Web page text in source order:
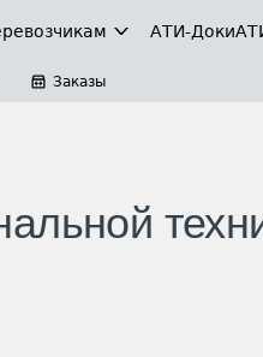
АТИ-Доки
Заказы